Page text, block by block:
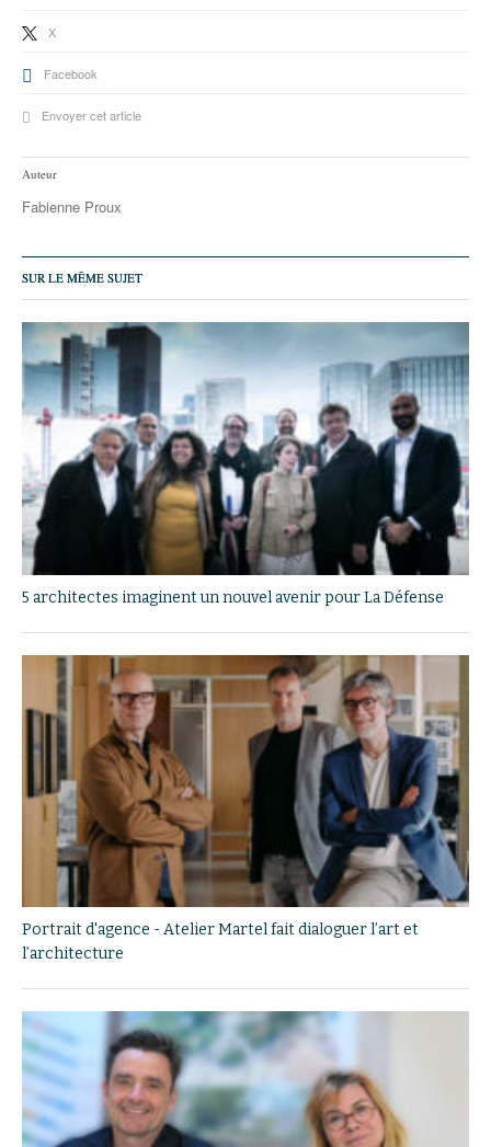
X
Facebook
Envoyer cet article
Auteur
Fabienne Proux
SUR LE MÊME SUJET
5 architectes imaginent un nouvel avenir pour La Défense
Portrait d'agence - Atelier Martel fait dialoguer l’art et
l’architecture